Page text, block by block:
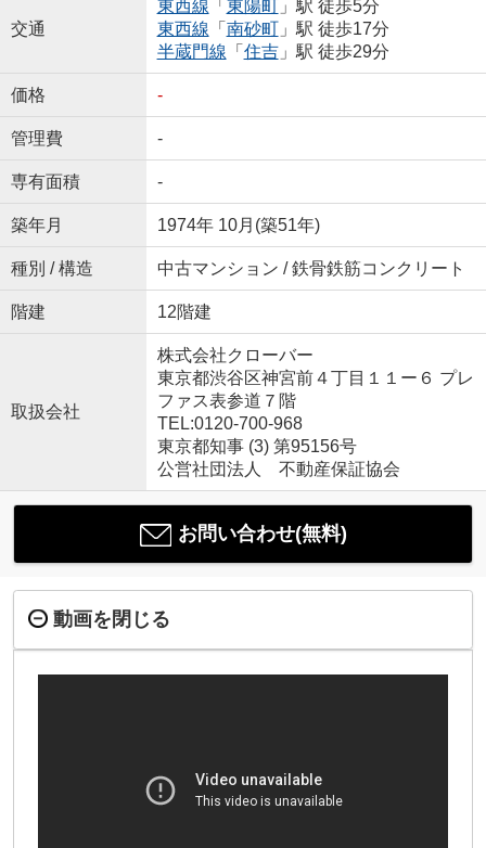
交通
東西線 「 東陽町」駅 徒歩5分
東西線 「 南砂町」駅 徒歩17分
半蔵門線 「 住吉」駅 徒歩29分
価格 -
管理費 -
専有面積 -
築年月 1974年 10月(築51年)
種別 / 構造 中古マンション / 鉄骨鉄筋コンクリート
階建 12階建
取扱会社
株式会社クローバー
東京都渋谷区神宮前４丁目１１ー６ プレ
ファス表参道７階
TEL:0120-700-968
東京都知事 (3) 第95156号
公営社団法人 不動産保証協会
お問い合わせ(無料)
動画を閉じる